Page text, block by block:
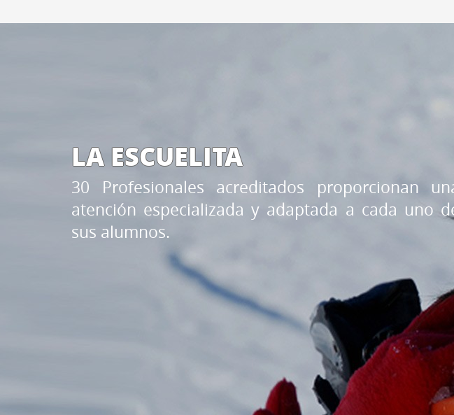
LA ESCUELITA
30 Profesionales acreditados proporcionan
atención especializada y adaptada a cada uno
sus alumnos.